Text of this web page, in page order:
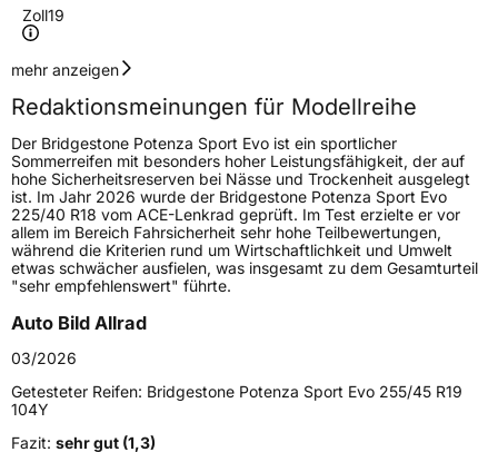
Zoll19
Geschwindigkeitsindex
Höchstgeschwindigkeit
300 km/h
Lastindex100
Höchstlast800 kg
Gewicht (in kg) 12,604 kg
Generelle Merkmale
FahrzeugtypPKW
Verwendung
ModellnamePotenza Sport Evo
Fahrzeugart
PKW & SUV
mehr anzeigen
Redaktionsmeinungen für Modellreihe
Der Bridgestone Potenza Sport Evo ist ein sportlicher
Sommerreifen mit besonders hoher Leistungsfähigkeit, der auf
hohe Sicherheitsreserven bei Nässe und Trockenheit ausgelegt
ist. Im Jahr 2026 wurde der Bridgestone Potenza Sport Evo
225/40 R18 vom ACE-Lenkrad geprüft. Im Test erzielte er vor
allem im Bereich Fahrsicherheit sehr hohe Teilbewertungen,
während die Kriterien rund um Wirtschaftlichkeit und Umwelt
etwas schwächer ausfielen, was insgesamt zu dem Gesamturteil
"sehr empfehlenswert" führte.
Auto Bild Allrad
03/2026
Getesteter Reifen: Bridgestone Potenza Sport Evo 255/45 R19
104Y
Fazit: sehr gut (1,3)